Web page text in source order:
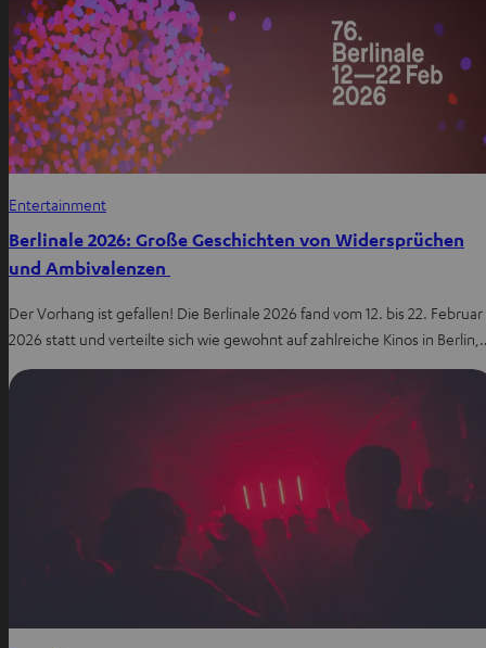
Entertainment
Berlinale 2026: Große Geschichten von Widersprüchen
und Ambivalenzen
Der Vorhang ist gefallen! Die Berlinale 2026 fand vom 12. bis 22. Februar
2026 statt und verteilte sich wie gewohnt auf zahlreiche Kinos in